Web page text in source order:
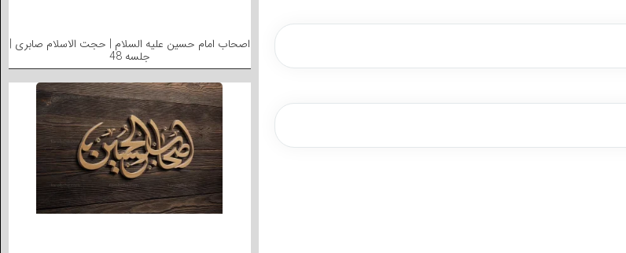
اصحاب امام حسین علیه السلام | حجت الاسلام صابری |
جلسه 48